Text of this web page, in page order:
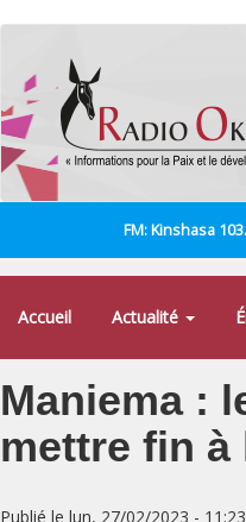
FM: Kinshasa
Accueil Actualité
Maniema :
mettre fin à
Publié le lun, 27/02/2023 -